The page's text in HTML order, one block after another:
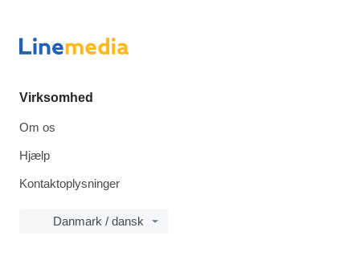
Virksomhed
Om os
Hjælp
Kontaktoplysninger
Danmark / dansk